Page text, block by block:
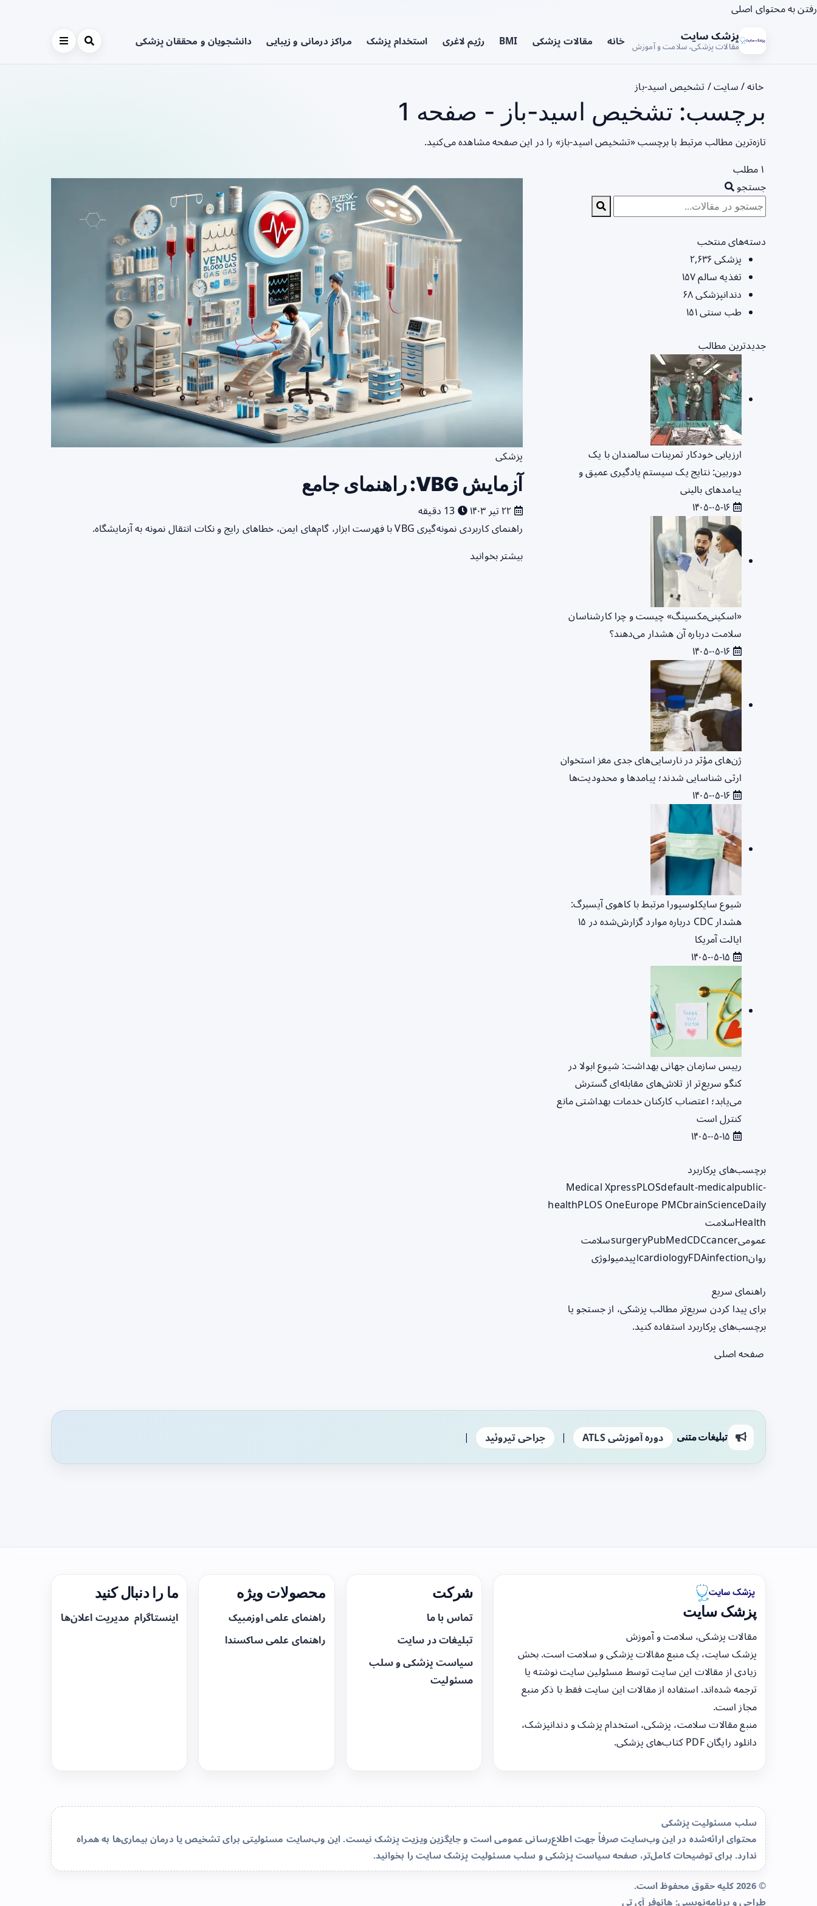
رفتن به محتوای اصلی
پزشک سایت
مقالات پزشکی، سلامت و آموزش خانه مقالات پزشکی BMI رژیم لاغری استخدام پزشک مراکز درمانی و زیبایی دانشجویان و محققان پزشکی
خانه/ سایت/ تشخیص اسید-باز
برچسب: تشخیص اسید-باز - صفحه 1
تازه‌ترین مطالب مرتبط با برچسب «تشخیص اسید-باز» را در این صفحه مشاهده می‌کنید.
۱ مطلب
پزشکی
آزمایش VBG: راهنمای جامع
راهنمای کاربردی نمونه‌گیری VBG با فهرست ابزار، گام‌های ایمن، خطاهای رایج و نکات انتقال نمونه به آزمایشگاه.
بیشتر بخوانید
جستجو
دسته‌های منتخب
پزشکی۲,۶۳۶
تغذیه سالم۱۵۷
دندانپزشکی۶۸
طب سنتی۱۵۱
جدیدترین مطالب
ارزیابی خودکار تمرینات سالمندان با یک
دوربین: نتایج یک سیستم یادگیری عمیق و
پیامدهای بالینی
«اسکینی‌مکسینگ» چیست و چرا کارشناسان
سلامت درباره آن هشدار می‌دهند؟
ژن‌های مؤثر در نارسایی‌های جدی مغز استخوان
ارثی شناسایی شدند؛ پیامدها و محدودیت‌ها
شیوع سایکلوسپورا مرتبط با کاهوی آیسبرگ:
هشدار CDC درباره موارد گزارش‌شده در ۱۵
ایالت آمریکا
رییس سازمان جهانی بهداشت: شیوع ابولا در
کنگو سریع‌تر از تلاش‌های مقابله‌ای گسترش
می‌یابد؛ اعتصاب کارکنان خدمات بهداشتی مانع
کنترل است
برچسب‌های پرکاربرد
Medical XpressPLOSdefault-medicalpublic-
healthPLOS OneEurope PMCbrainScienceDaily
Healthسلامت
عمومی
surgeryPubMedCDCcancer
سلامت
روان
cardiologyFDAinfection اپیدمیولوژی
راهنمای سریع
برای پیدا کردن سریع‌تر مطالب پزشکی، از جستجو یا
برچسب‌های پرکاربرد استفاده کنید.
صفحه اصلی
تبلیغات متنی دوره آموزشی ATLS | جراحی تیروئید |
پزشک سایت
مقالات پزشکی، سلامت و آموزش
پزشک سایت، یک منبع مقالات پزشکی و سلامت است. بخش
زیادی از مقالات این سایت توسط مسئولین سایت نوشته یا
ترجمه شده‌اند. استفاده از مقالات این سایت فقط با ذکر منبع
مجاز است.
منبع مقالات سلامت، پزشکی، استخدام پزشک و دندانپزشک،
دانلود رایگان PDF کتاب‌های پزشکی.
شرکت
تماس با ما
تبلیغات در سایت
سیاست پزشکی و سلب
مسئولیت
محصولات ویژه
راهنمای علمی اوزمپیک
راهنمای علمی ساکسندا
ما را دنبال کنید
اینستاگرام مدیریت اعلان‌ها
سلب مسئولیت پزشکی
محتوای ارائه‌شده در این وب‌سایت صرفاً جهت اطلاع‌رسانی عمومی است و جایگزین ویزیت پزشک نیست. این وب‌سایت مسئولیتی برای تشخیص یا درمان بیماری‌ها به همراه
ندارد. برای توضیحات کامل‌تر، صفحهسیاست پزشکی و سلب مسئولیت پزشک سایترا بخوانید.
© 2026 کلیه حقوق محفوظ است.
طراحی و برنامه‌نویسی: هانوفر آی تی